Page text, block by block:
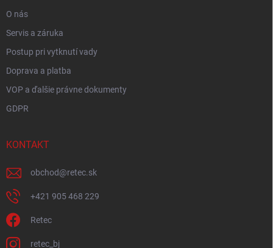
O nás
Servis a záruka
Postup pri vytknutí vady
Doprava a platba
VOP a ďalšie právne dokumenty
GDPR
KONTAKT
obchod@retec.sk
+421 905 468 229
Retec
retec_bj